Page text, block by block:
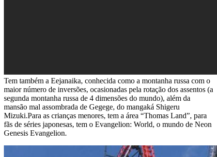
Tem também a Eejanaika, conhecida como a montanha russa com o
maior número de inversões, ocasionadas pela rotação dos assentos (a
segunda montanha russa de 4 dimensões do mundo), além da
mansão mal assombrada de Gegege, do mangaká Shigeru
Mizuki.Para as crianças menores, tem a área “Thomas Land”, para
fãs de séries japonesas, tem o Evangelion: World, o mundo de Neon
Genesis Evangelion.